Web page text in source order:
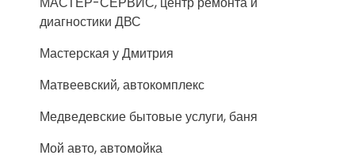
диагностики ДВС
Мастерская у Дмитрия
Матвеевский, автокомплекс
Медведевские бытовые услуги, баня
Мой авто, автомойка